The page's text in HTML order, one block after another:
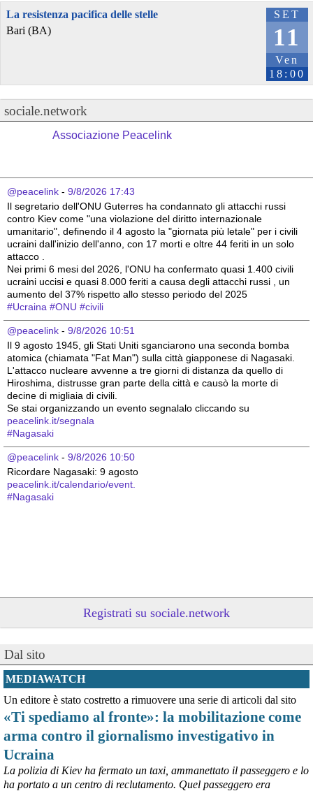
SET
11
Ven
18:00
La resistenza pacifica delle stelle
Bari (BA)
sociale.network
Associazione Peacelink
@peacelink - 9/8/2026 17:43
Il segretario dell'ONU Guterres ha condannato gli attacchi russi
contro Kiev come "una violazione del diritto internazionale
umanitario", definendo il 4 agosto la "giornata più letale" per i civili
ucraini dall'inizio dell'anno, con 17 morti e oltre 44 feriti in un solo
attacco .
Nei primi 6 mesi del 2026, l'ONU ha confermato quasi 1.400 civili
ucraini uccisi e quasi 8.000 feriti a causa degli attacchi russi , un
aumento del 37% rispetto allo stesso periodo del 2025
#Ucraina #ONU #civili
@peacelink - 9/8/2026 10:51
Il 9 agosto 1945, gli Stati Uniti sganciarono una seconda bomba
atomica (chiamata "Fat Man") sulla città giapponese di Nagasaki.
L'attacco nucleare avvenne a tre giorni di distanza da quello di
Hiroshima, distrusse gran parte della città e causò la morte di
decine di migliaia di civili.
peacelink.it/segnala
#Nagasaki
@peacelink - 9/8/2026 10:50
Ricordare Nagasaki: 9 agosto
peacelink.it/calendario/event.
#Nagasaki
@peacelink - 9/8/2026 10:48
Oggi, 9 agosto, si celebra la Giornata internazionale dei popoli
indigeni, istituita dall'ONU nel 1994 per valorizzare il contributo
unico che essi danno alla diversità umana e promuovere la
protezione dei loro diritti umani e territoriali.
Dare visibilità ai gravi problemi che gli oltre 476 milioni di indigeni
devono affrontare a causa delle azioni predatorie altrui è
necessario per il loro futuro.
Survival International info@survival.it
dirittiglobali dirittiumani
Registrati su sociale.network
Dal sito
MEDIAWATCH
Un editore è stato costretto a rimuovere una serie di articoli dal sito
«Ti spediamo al fronte»: la mobilitazione come
arma contro il giornalismo investigativo in
Ucraina
La polizia di Kiev ha fermato un taxi, ammanettato il passeggero e lo
ha portato a un centro di reclutamento. Quel passeggero era